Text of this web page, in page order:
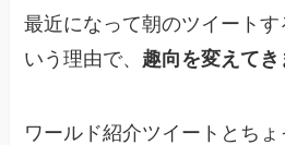
最近になって朝のツイートす
いう理由で、 趣向を変えてき
ワールド紹介ツイートとち